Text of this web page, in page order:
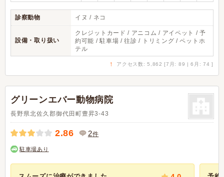
診察動物 イヌ / ネコ
設備・取り扱い
クレジットカード / アニコム / アイペット / 予
約可能 / 駐車場 / 往診 / トリミング / ペットホ
テル
↑ アクセス数: 5,862 [7月: 89 | 6月: 74 ]
グリーンエバー動物病院
長野県北佐久郡御代田町豊昇3-43
2.86 2件
駐車場あり